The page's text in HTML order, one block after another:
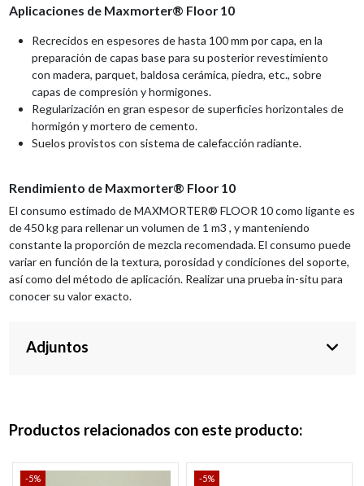
Aplicaciones de Maxmorter® Floor 10
Recrecidos en espesores de hasta 100 mm por capa, en la
preparación de capas base para su posterior revestimiento
con madera, parquet, baldosa cerámica, piedra, etc., sobre
capas de compresión y hormigones.
Regularización en gran espesor de superficies horizontales de
hormigón y mortero de cemento.
Suelos provistos con sistema de calefacción radiante.
Rendimiento de Maxmorter® Floor 10
El consumo estimado de MAXMORTER® FLOOR 10 como ligante es
de 450 kg para rellenar un volumen de 1 m3 , y manteniendo
constante la proporción de mezcla recomendada. El consumo puede
variar en función de la textura, porosidad y condiciones del soporte,
así como del método de aplicación. Realizar una prueba in-situ para
conocer su valor exacto.
Adjuntos
Productos relacionados con este producto:
-5% -5%